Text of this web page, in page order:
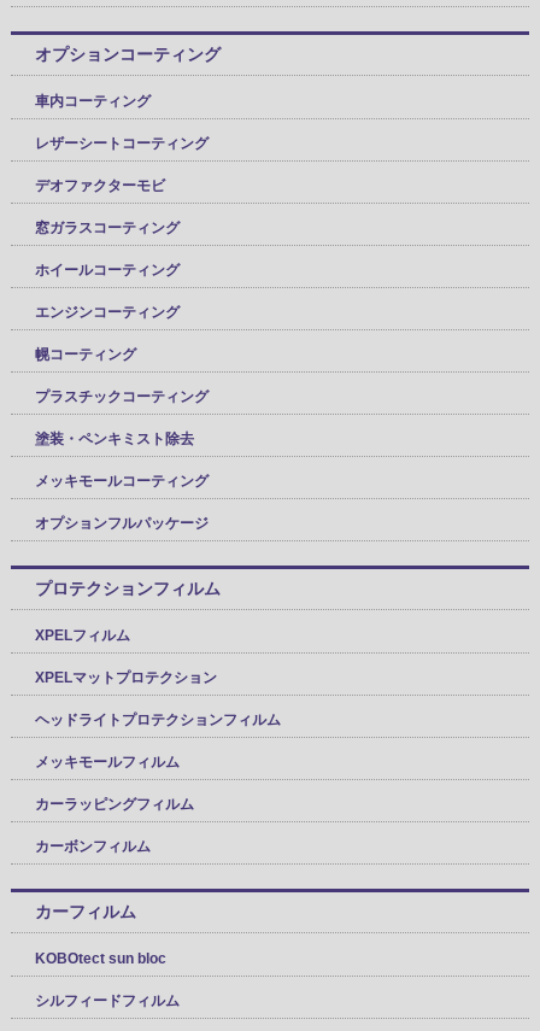
オプションコーティング
車内コーティング
レザーシートコーティング
デオファクターモビ
窓ガラスコーティング
ホイールコーティング
エンジンコーティング
幌コーティング
プラスチックコーティング
塗装・ペンキミスト除去
メッキモールコーティング
オプションフルパッケージ
プロテクションフィルム
XPELフィルム
XPELマットプロテクション
ヘッドライトプロテクションフィルム
メッキモールフィルム
カーラッピングフィルム
カーボンフィルム
カーフィルム
KOBOtect sun bloc
シルフィードフィルム